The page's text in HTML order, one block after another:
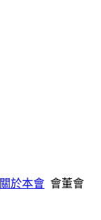
關於本會 會董會